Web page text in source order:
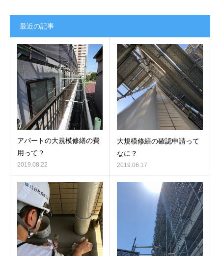
最近の記事
アパートの大規模修繕の費
用って？
2019.08.22
大規模修繕の確認申請って
なに？
2019.06.17